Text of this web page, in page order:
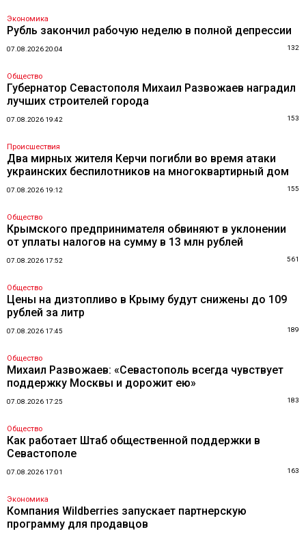
Экономика
Рубль закончил рабочую неделю в полной депрессии
07.08.2026 20:04 132
Общество
Губернатор Севастополя Михаил Развожаев наградил
лучших строителей города
07.08.2026 19:42 153
Происшествия
Два мирных жителя Керчи погибли во время атаки
украинских беспилотников на многоквартирный дом
07.08.2026 19:12 155
Общество
Крымского предпринимателя обвиняют в уклонении
от уплаты налогов на сумму в 13 млн рублей
07.08.2026 17:52 561
Общество
Цены на дизтопливо в Крыму будут снижены до 109
рублей за литр
07.08.2026 17:45 189
Общество
Михаил Развожаев: «Севастополь всегда чувствует
поддержку Москвы и дорожит ею»
07.08.2026 17:25 183
Общество
Как работает Штаб общественной поддержки в
Севастополе
07.08.2026 17:01 163
Экономика
Компания Wildberries запускает партнерскую
программу для продавцов